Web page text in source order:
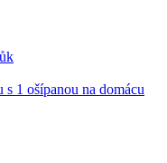
s 1 ošípanou na domácu